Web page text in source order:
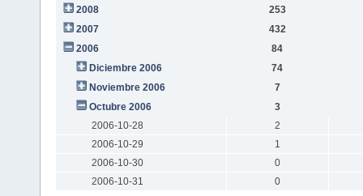
2008
253
2007
432
2006
84
Diciembre 2006
74
Noviembre 2006
7
Octubre 2006
3
2006-10-28
2
2006-10-29
1
2006-10-30
0
2006-10-31
0